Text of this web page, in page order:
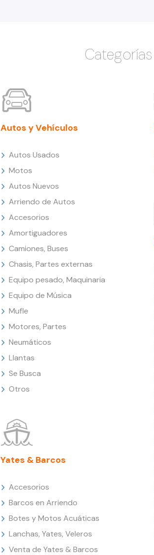
Categorías
Autos y Vehículos
Autos Usados
Motos
Autos Nuevos
Arriendo de Autos
Accesorios
Amortiguadores
Camiones, Buses
Chasis, Partes externas
Equipo pesado, Maquinaria
Equipo de Música
Mufle
Motores, Partes
Neumáticos
Llantas
Se Busca
Otros
Yates & Barcos
Accesorios
Barcos en Arriendo
Botes y Motos Acuáticas
Lanchas, Yates, Veleros
Venta de Yates & Barcos